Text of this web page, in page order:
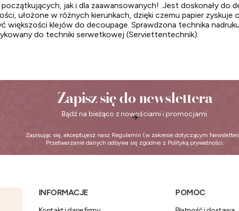
jak i dla zaawansowanych! .Jest doskonały do
ułożone w różnych kierunkach, dzięki czemu papier
większości klejów do decoupage. Sprawdzona technika
do techniki serwetkowej (Serviettentechnik).
Zapisz się do newslettera
Bądź na bieżąco z nowościami i promocjami.
Zapisując się, akceptujesz nasz Regulamin (w zakresie dotyczącym
Przetwarzanie danych odbywa się zgodnie z Polityką prywatności.
Linki w stopce
INFORMACJE POMOC